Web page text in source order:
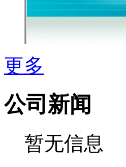
更多
公司新闻
暂无信息